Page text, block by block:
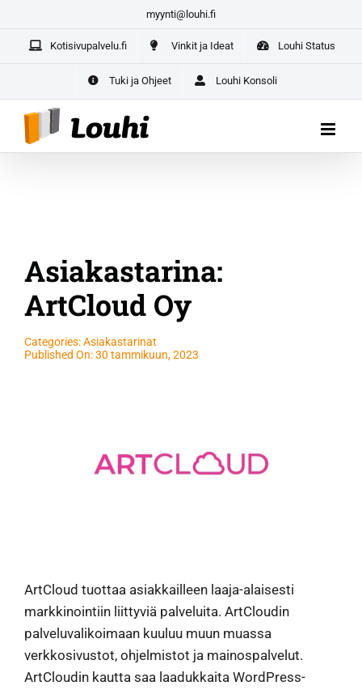
content
myynti@louhi.fi
Kotisivupalvelu.fi Vinkit ja Ideat Louhi Status
Tuki ja Ohjeet Louhi Konsoli
Asiakastarina:
ArtCloud Oy
Categories:Asiakastarinat
Published On: 30 tammikuun, 2023
ArtCloud tuottaa asiakkailleen laaja-alaisesti
markkinointiin liittyviä palveluita. ArtCloudin
palveluvalikoimaan kuuluu muun muassa
verkkosivustot, ohjelmistot ja mainospalvelut.
ArtCloudin kautta saa laadukkaita WordPress-
Yrittäjän paketti aloittaville yrittäjille –
kaikki yrityksesi
digipalvelut yhdestä paikasta
ALOITA TÄSTÄ